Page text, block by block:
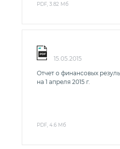
PDF, 3.82 Мб
15.05.2015
Отчет о финансовых
на 1 апреля 2015 г.
PDF, 4.6 Мб